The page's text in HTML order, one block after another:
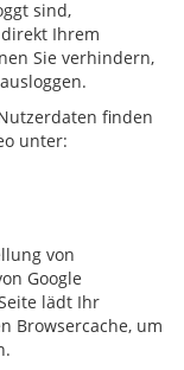
sind,
Ihrem
Sie verhindern,
finden
unter:
von
Google
lädt Ihr
Browsercache, um